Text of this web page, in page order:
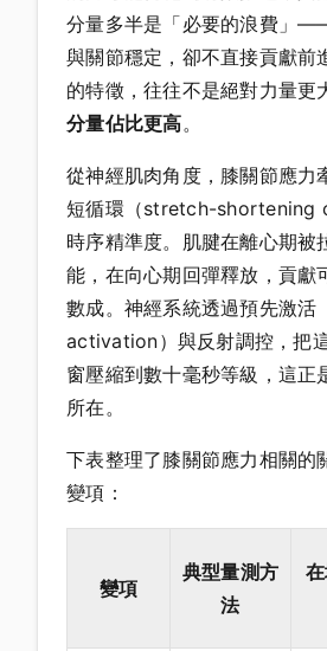
分量多半是「必要的浪費」
與關節穩定，卻不直接貢獻前
的特徵，往往不是絕對力量更
分量佔比更高。
從神經肌肉角度，膝關節應
短循環（stretch-shortening
時序精準度。肌腱在離心期被
能，在向心期回彈釋放，貢獻
數成。神經系統透過預先激活
activation）與反射調控，把
窗壓縮到數十毫秒等級，這正
所在。
下表整理了膝關節應力相關的
變項：
變項
典型量測方
法